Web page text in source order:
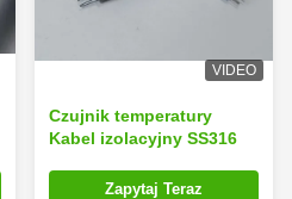
VIDEO
Czujnik temperatury
Kabel izolacyjny SS316
Zapytaj Teraz